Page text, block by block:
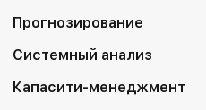
Прогнозирование
Системный анализ
Капасити-менеджмент